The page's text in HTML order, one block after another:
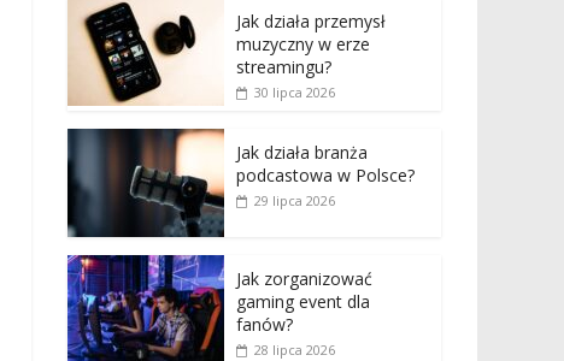
Jak działa przemysł
muzyczny w erze
streamingu?
30 lipca 2026
Jak działa branża
podcastowa w Polsce?
29 lipca 2026
Jak zorganizować
gaming event dla
fanów?
28 lipca 2026